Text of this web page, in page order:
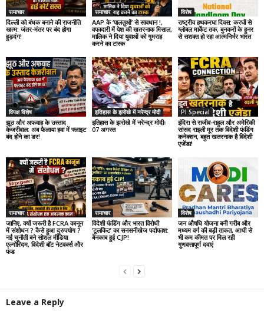
समाचार
दिल्ली को बंधक बनाने की राजनीति
खत्म: जंतर-मंतर पर बंद होगा
हुड़दंग!
समाचार
AAP के ‘पालतुओं’ से सावधान !,
वफादारी में पेश की खतरनाक मिसाल,
मालिक ने दिया युवाओं को गुमराह
करने का टास्क
विशेष
राष्ट्रीय हथकरघा दिवस: करघों से
ग्लोबल मार्केट तक, बुनकरों के हुनर
से सशक्त हो रहा आत्मनिर्भर भारत
विपक्ष विशेष
झूठ और अफवाह के उस्ताद
केजरीवाल: अब फैलाया हवा में फ्लाइट
बंद होने का डर!
इतिहास के झरोखे में नरेन्द्र मोदी
इतिहास के झरोखे में नरेन्द्र मोदीः
07 अगस्त
PI Special
इंदिरा से राजीव-राहुल और अमेरिकी
सांसद राइली मूर तक विदेशी फंडिंग
कनेक्शन, बहुत खतरनाक है विदेशी
एजेंडा!
समाचार
जानिए, क्यों जरूरी है FCRA कानून
में संशोधन ? कैसे हुआ दुरुपयोग ?
नई चुनौती बने सोशल मीडिया
एल्गोरिदम, विदेशी बॉट नेटवर्क्स और
फंड
समाचार
विदेशी फंडिंग और भारत विरोधी
‘टूलकिट’ का सनसनीखेज पर्दाफाश:
बेनकाब हुई CJP!
विशेष
जन औषधि योजना बनी गरीब और
मध्यम वर्ग की बड़ी ताकत, आधी से
भी कम कीमत पर मिल रही
गुणवत्तापूर्ण दवाएं
Leave a Reply